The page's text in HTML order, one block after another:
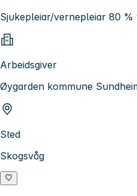
Sjukepleiar/vernepleiar 80 %
Arbeidsgiver
Øygarden kommune
Sted
Skogsvåg